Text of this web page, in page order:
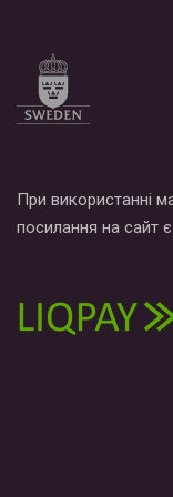
При використанні
посилання на сайт